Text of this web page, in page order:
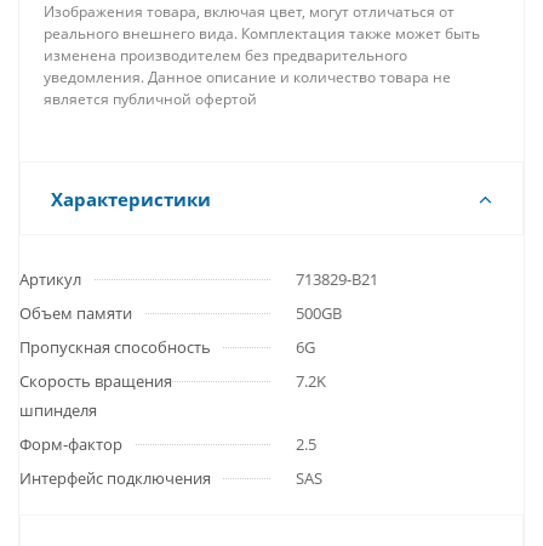
Изображения товара, включая цвет, могут отличаться от
реального внешнего вида. Комплектация также может быть
изменена производителем без предварительного
уведомления. Данное описание и количество товара не
является публичной офертой
Характеристики
Артикул
713829-B21
Объем памяти
500GB
Пропускная способность
6G
Скорость вращения
шпинделя
7.2K
Форм-фактор
2.5
Интерфейс подключения
SAS